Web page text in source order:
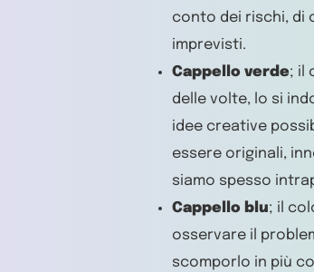
conto dei rischi, di
imprevisti.
Cappello verde; il
delle volte, lo si
idee creative
essere originali,
siamo spesso
Cappello blu; il
osservare il
scomporlo in più